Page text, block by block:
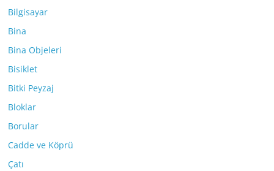
Bilgisayar
Bina
Bina Objeleri
Bisiklet
Bitki Peyzaj
Bloklar
Borular
Cadde ve Köprü
Çatı